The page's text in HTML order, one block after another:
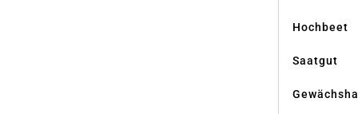
Hochbeet
Saatgut